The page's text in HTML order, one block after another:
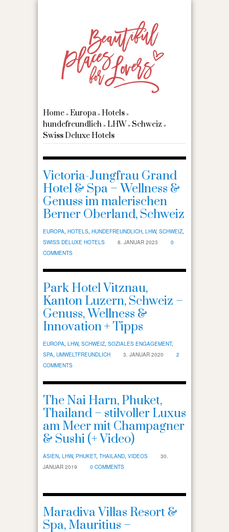
Home » Europa» Hotels »
hundefreundlich » LHW » Schweiz »
Swiss Deluxe Hotels
Victoria-Jungfrau Grand
Hotel & Spa – Wellness &
Genuss im malerischen
Berner Oberland, Schweiz
EUROPA, HOTELS, HUNDEFREUNDLICH, LHW, SCHWEIZ,
SWISS DELUXE HOTELS
8. JANUAR 2023
0
COMMENTS
Park Hotel Vitznau,
Kanton Luzern, Schweiz –
Genuss, Wellness &
Innovation + Tipps
EUROPA, LHW, SCHWEIZ, SOZIALES ENGAGEMENT,
SPA, UMWELTFREUNDLICH 3. JANUAR 2020
2
COMMENTS
The Nai Harn, Phuket,
Thailand – stilvoller Luxus
am Meer mit Champagner
& Sushi (+ Video)
ASIEN, LHW, PHUKET, THAILAND, VIDEOS
30.
JANUAR 2019
0 COMMENTS
Maradiva Villas Resort &
Spa, Mauritius –